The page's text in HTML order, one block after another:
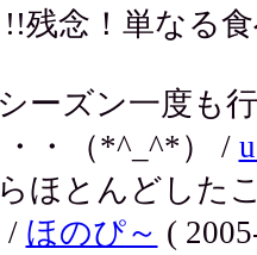
残念！単なる
ーズン一度も
・（*^_^*） /
ほとんどした
/ ほのぴ～ (